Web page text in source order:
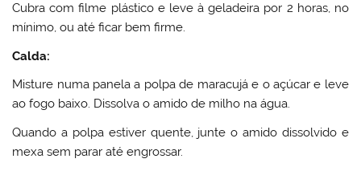
Cubra com filme plástico e leve à geladeira por 2 horas, no
mínimo, ou até ficar bem firme.
Calda:
Misture numa panela a polpa de maracujá e o açúcar e leve
ao fogo baixo. Dissolva o amido de milho na água.
Quando a polpa estiver quente, junte o amido dissolvido e
mexa sem parar até engrossar.